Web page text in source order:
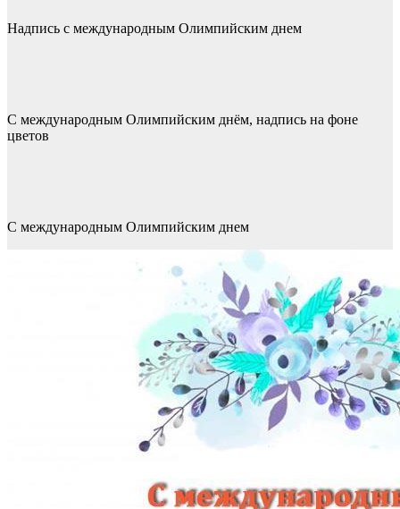
Надпись с международным Олимпийским днем
С международным Олимпийским днём, надпись на фоне
цветов
С международным Олимпийским днем